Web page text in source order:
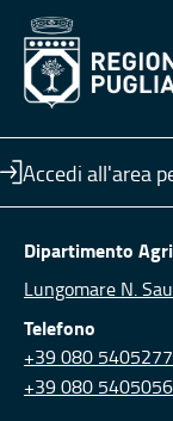
Accedi all'area
Dipartimento
Lungomare N.
Telefono
+39 080 5405277
+39 080 5405056